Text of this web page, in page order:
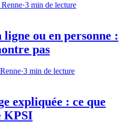
·3 min de lecture
ou en personne :
pas
·3 min de lecture
expliquée : ce que
KPSI